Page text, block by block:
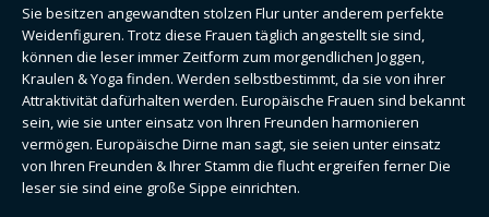
Sie besitzen angewandten stolzen Flur unter anderem perfekte
Weidenfiguren. Trotz diese Frauen täglich angestellt sie sind,
können die leser immer Zeitform zum morgendlichen Joggen,
Kraulen & Yoga finden. Werden selbstbestimmt, da sie von ihrer
Attraktivität dafürhalten werden. Europäische Frauen sind bekannt
sein, wie sie unter einsatz von Ihren Freunden harmonieren
vermögen. Europäische Dirne man sagt, sie seien unter einsatz
von Ihren Freunden & Ihrer Stamm die flucht ergreifen ferner Die
leser sie sind eine große Sippe einrichten.